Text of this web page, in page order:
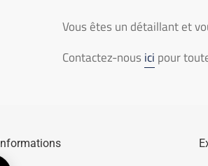
Vous êtes un détaillant et
Contactez-nous ici pour
Informations